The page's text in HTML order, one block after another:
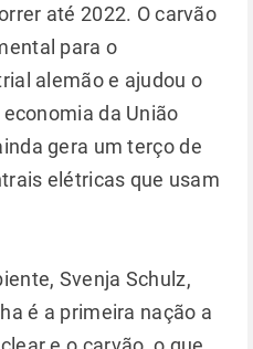
até 2022. O carvão
para o
alemão e ajudou o
da União
gera um terço de
elétricas que usam
Svenja Schulz,
é a primeira nação a